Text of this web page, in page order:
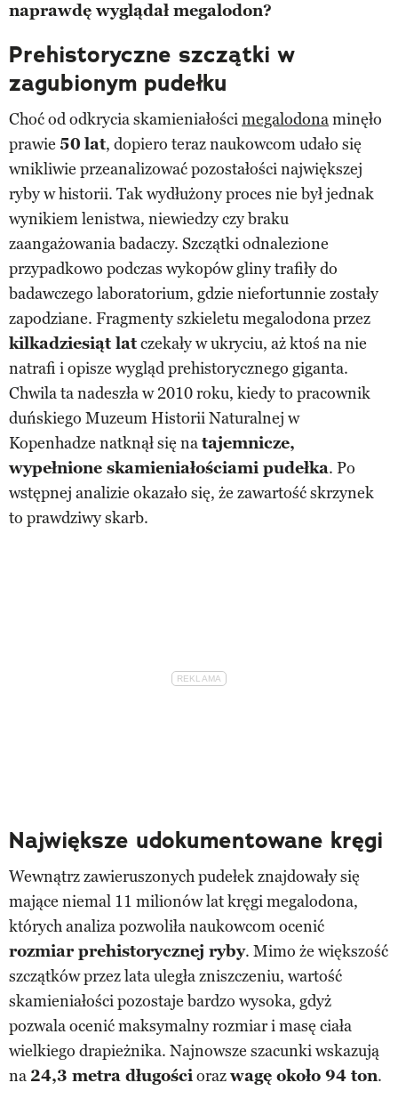
naprawdę wyglądał megalodon?
Prehistoryczne szczątki w
zagubionym pudełku
Choć od odkrycia skamieniałościmegalodonaminęło
prawie 50 lat, dopiero teraz naukowcom udało się
wnikliwie przeanalizować pozostałości największej
ryby w historii. Tak wydłużony proces nie był jednak
wynikiem lenistwa, niewiedzy czy braku
zaangażowania badaczy. Szczątki odnalezione
przypadkowo podczas wykopów gliny trafiły do
badawczego laboratorium, gdzie niefortunnie zostały
zapodziane. Fragmenty szkieletu megalodona przez
kilkadziesiąt latczekały w ukryciu, aż ktoś na nie
natrafi i opisze wygląd prehistorycznego giganta.
Chwila ta nadeszła w 2010 roku, kiedy to pracownik
duńskiego Muzeum Historii Naturalnej w
Kopenhadze natknął się natajemnicze,
wypełnione skamieniałościami pudełka. Po
wstępnej analizie okazało się, że zawartość skrzynek
to prawdziwy skarb.
Największe udokumentowane kręgi
Wewnątrz zawieruszonych pudełek znajdowały się
mające niemal 11 milionów lat kręgi megalodona,
których analiza pozwoliła naukowcom ocenić
rozmiar prehistorycznej ryby. Mimo że większość
szczątków przez lata uległa zniszczeniu, wartość
skamieniałości pozostaje bardzo wysoka, gdyż
pozwala ocenić maksymalny rozmiar i masę ciała
wielkiego drapieżnika. Najnowsze szacunki wskazują
na 24,3 metra długościorazwagę około 94 ton.